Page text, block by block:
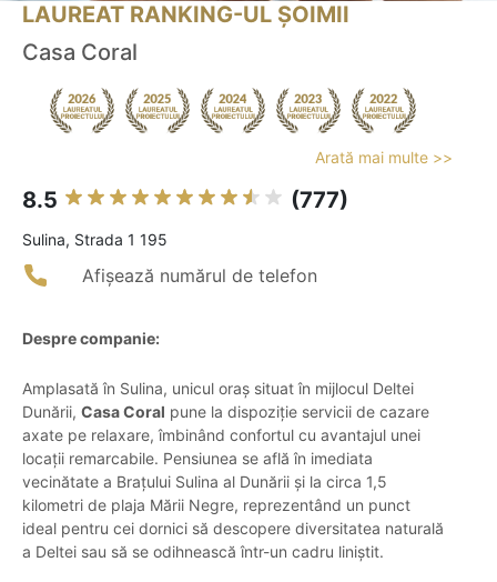
LAUREAT RANKING-UL ȘOIMII
Casa Coral
Arată mai multe >>
8.5 (777)
Sulina, Strada 1 195
Afișează numărul de telefon
Despre companie:
Amplasată în Sulina, unicul oraș situat în mijlocul Deltei
Dunării, Casa Coral pune la dispoziție servicii de cazare
axate pe relaxare, îmbinând confortul cu avantajul unei
locații remarcabile. Pensiunea se află în imediata
vecinătate a Brațului Sulina al Dunării și la circa 1,5
kilometri de plaja Mării Negre, reprezentând un punct
ideal pentru cei dornici să descopere diversitatea naturală
a Deltei sau să se odihnească într-un cadru liniștit.